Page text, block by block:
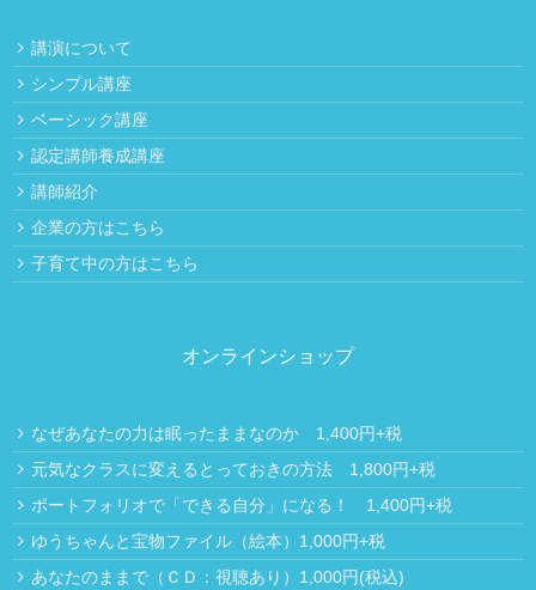
講演について
シンプル講座
ベーシック講座
認定講師養成講座
講師紹介
企業の方はこちら
子育て中の方はこちら
オンラインショップ
なぜあなたの力は眠ったままなのか 1,400円+税
元気なクラスに変えるとっておきの方法 1,800円+税
ポートフォリオで「できる自分」になる！ 1,400円+税
ゆうちゃんと宝物ファイル（絵本）1,000円+税
あなたのままで（ＣＤ：視聴あり）1,000円(税込)